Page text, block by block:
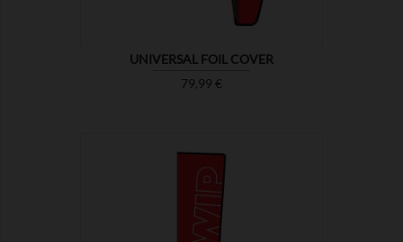
UNIVERSAL FOIL COVER
Prix
79,99 €